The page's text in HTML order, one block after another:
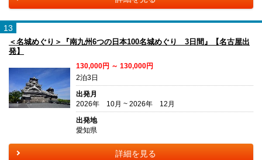
13
＜名城めぐり＞『南九州6つの日本100名城めぐり 3日間』【名古屋出
発】
130,000円 ～ 130,000円
2泊3日
出発月
2026年 10月 ~ 2026年 12月
出発地
愛知県
詳細を見る